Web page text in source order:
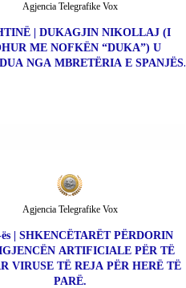
| DUKAGJIN NIKOLLAJ (I
ME NOFKËN “DUKA”) U
NGA MBRETËRIA E SPANJËS.
Agjencia Telegrafike Vox
| SHKENCËTARËT PËRDORIN
ARTIFICIALE PËR TË
VIRUSE TË REJA PËR HERË TË
PARË.
Agjencia Telegrafike Vox